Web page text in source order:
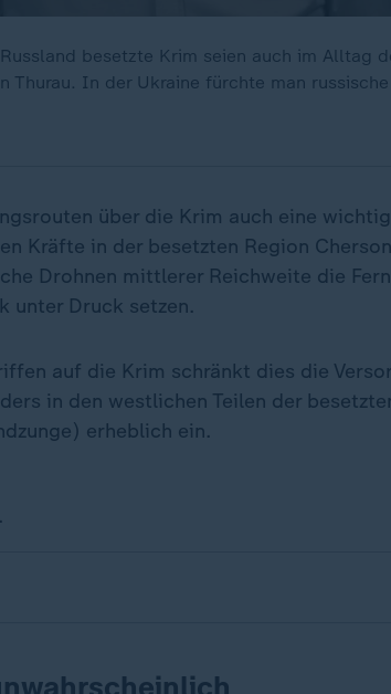
besetzte Krim seien auch im Alltag
Thurau. In der Ukraine fürchte man
über die Krim auch eine
Kräfte in der besetzten Region
Drohnen mittlerer Reichweite die
unter Druck setzen.
auf die Krim schränkt dies die
in den westlichen Teilen der
erheblich ein.